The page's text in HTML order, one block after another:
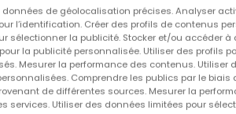
données de géolocalisation précises. Analyser
l’identification. Créer des profils de contenus
sélectionner la publicité. Stocker et/ou accéder
la publicité personnalisée. Utiliser des profils
Mesurer la performance des contenus. Utiliser
Comprendre les publics par le
de différentes sources. Mesurer la
services. Utiliser des données limitées pour